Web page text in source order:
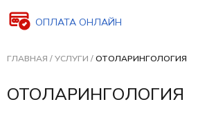
ОПЛАТА ОНЛАЙН
ГЛАВНАЯ / УСЛУГИ / ОТОЛАРИНГОЛОГИЯ
ОТОЛАРИНГОЛОГИЯ